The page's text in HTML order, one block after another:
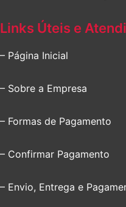
Links Úteis e
– Página Inicial
– Sobre a Empresa
– Formas de Pagamento
– Confirmar Pagamento
– Envio, Entrega e